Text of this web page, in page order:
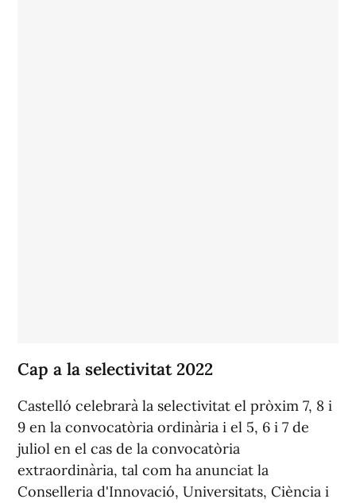
Cap a la selectivitat 2022
Castelló celebrarà la selectivitat el pròxim 7, 8 i
9 en la convocatòria ordinària i el 5, 6 i 7 de
juliol en el cas de la convocatòria
extraordinària, tal com ha anunciat la
Conselleria d'Innovació, Universitats, Ciència i